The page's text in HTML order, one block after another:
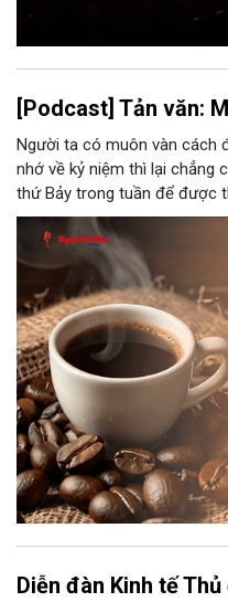
[Podcast] Tản văn:
Người ta có muôn vàn cách
nhớ về kỷ niệm thì lại chẳng
thứ Bảy trong tuần để được
đợi giọt đắng của đất đai,
chiếc ly sứ như đợi thời gian
Diễn đàn Kinh tế